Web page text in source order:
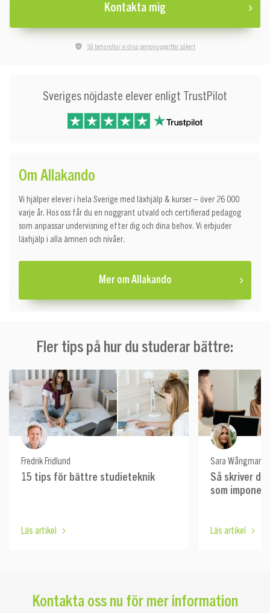
Kontakta mig
Så behandlar vi dina personuppgifter säkert
Sveriges nöjdaste elever enligt TrustPilot
Om Allakando
Vi hjälper elever i hela Sverige med läxhjälp & kurser – över 26 000
varje år. Hos oss får du en noggrant utvald och certifierad pedagog
som anpassar undervisning efter dig och dina behov. Vi erbjuder
läxhjälp i alla ämnen och nivåer.
Mer om Allakando
Fler tips på hur du studerar bättre:
Fredrik Fridlund
15 tips för bättre studieteknik
Läs artikel
Sara Wångmar
Så skriver
som
Läs artikel
Kontakta oss nu för mer information